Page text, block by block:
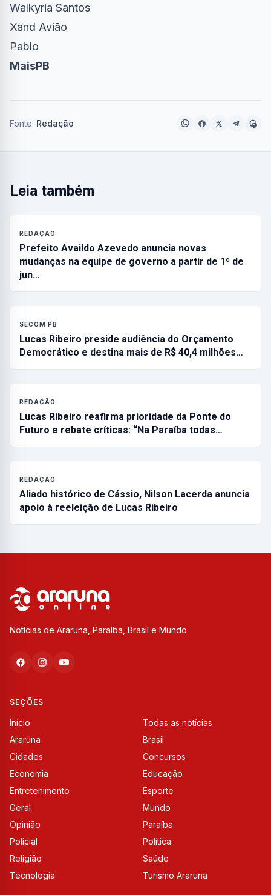
Walkyria Santos
Xand Avião
Pablo
MaisPB
Fonte: Redação
Leia também
REDAÇÃO
Prefeito Availdo Azevedo anuncia novas
mudanças na equipe de governo a partir de 1º de
jun…
SECOM PB
Lucas Ribeiro preside audiência do Orçamento
Democrático e destina mais de R$ 40,4 milhões…
REDAÇÃO
Lucas Ribeiro reafirma prioridade da Ponte do
Futuro e rebate críticas: “Na Paraíba todas…
REDAÇÃO
Aliado histórico de Cássio, Nilson Lacerda anuncia
apoio à reeleição de Lucas Ribeiro
Notícias de Araruna, Paraíba, Brasil e Mundo
SEÇÕES
Início
Todas as notícias
Araruna
Brasil
Cidades
Concursos
Economia
Educação
Entretenimento
Esporte
Geral
Mundo
Opinião
Paraíba
Policial
Política
Religião
Saúde
Tecnologia
Turismo Araruna